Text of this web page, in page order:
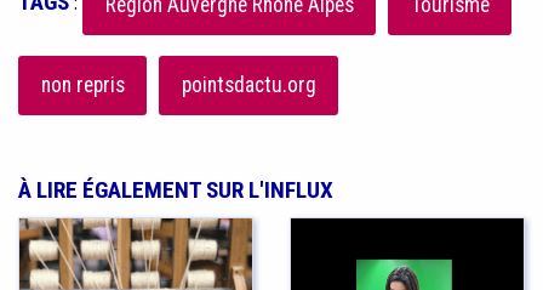
non repris pointsdactu.org
À LIRE ÉGALEMENT SUR L'INFLUX